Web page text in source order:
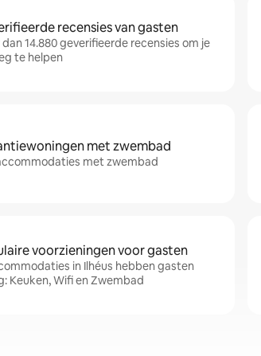
recensies van gasten
dan 14.880 geverifieerde recensies om je
te helpen
met zwembad
met zwembad
voorzieningen voor gasten
in Ilhéus hebben gasten
Keuken, Wifi en Zwembad